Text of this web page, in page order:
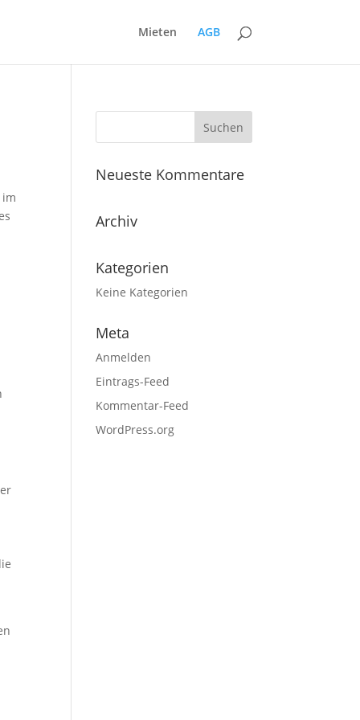
Mieten AGB
im
Neueste Kommentare
Archiv
Kategorien
Keine Kategorien
Meta
Anmelden
Eintrags-Feed
Kommentar-Feed
WordPress.org